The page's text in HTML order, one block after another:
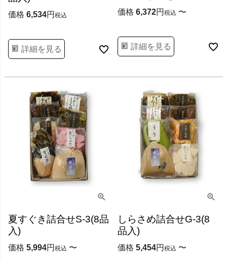
価格 6,534 税込
詳細を見る
価格 6,372 税込 〜
詳細を見る
夏すぐき詰合せS-3(8品
入)
価格 5,994 税込 〜
しらさめ詰合せG-3(8
品入)
価格 5,454 税込 〜